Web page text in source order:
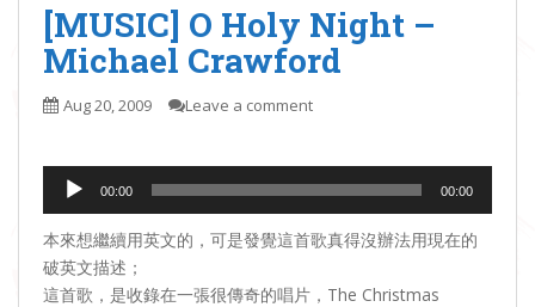
[MUSIC] O Holy Night –
Michael Crawford
Aug 20, 2009 Leave a comment
Audio
Player
00:00 00:00
本來想繼續用英文的，可是發覺這首歌真得沒辦法用現在的
破英文描述；
這首歌，是收錄在一張很傳奇的唱片，The Christmas